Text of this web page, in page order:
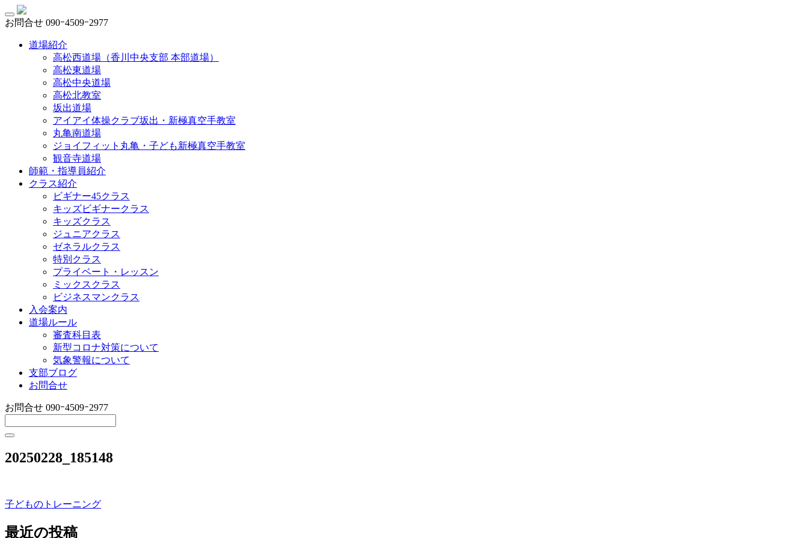
お問合せ 090ｰ4509ｰ2977
道場紹介
高松西道場（香川中央支部 本部道場）
高松東道場
高松中央道場
高松北教室
坂出道場
アイアイ体操クラブ坂出・新極真空手教室
丸亀南道場
ジョイフィット丸亀・子ども新極真空手教室
観音寺道場
師範・指導員紹介
クラス紹介
ビギナー45クラス
キッズビギナークラス
キッズクラス
ジュニアクラス
ゼネラルクラス
特別クラス
プライベート・レッスン
ミックスクラス
ビジネスマンクラス
入会案内
道場ルール
審査科目表
新型コロナ対策について
気象警報について
支部ブログ
お問合せ
お問合せ 090ｰ4509ｰ2977
20250228_185148
投
稿
子どものトレーニング
最近の投稿